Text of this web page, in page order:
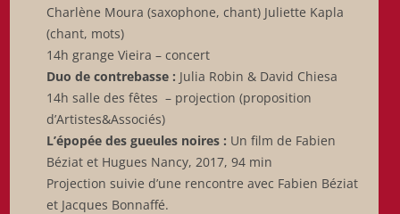
Charlène Moura (saxophone, chant) Juliette Kapla
(chant, mots)
14h grange Vieira – concert
Duo de contrebasse : Julia Robin & David Chiesa
14h salle des fêtes – projection (proposition
d’Artistes&Associés)
L’épopée des gueules noires : Un film de Fabien
Béziat et Hugues Nancy, 2017, 94 min
Projection suivie d’une rencontre avec Fabien Béziat
et Jacques Bonnaffé.